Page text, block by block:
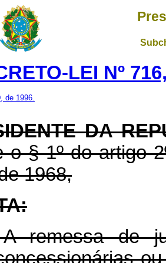
LEI Nº
de 1996.
DA
o § 1º do artigo
1968,
remessa de